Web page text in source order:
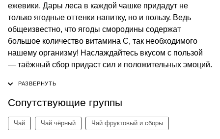
ежевики. Дары леса в каждой чашке придадут не
только ягодные оттенки напитку, но и пользу. Ведь
общеизвестно, что ягоды смородины содержат
большое количество витамина С, так необходимого
нашему организму! Наслаждайтесь вкусом с пользой
— таёжный сбор придаст сил и положительных эмоций.
Сопутствующие группы
Чай Чай чёрный Чай фруктовый и сборы